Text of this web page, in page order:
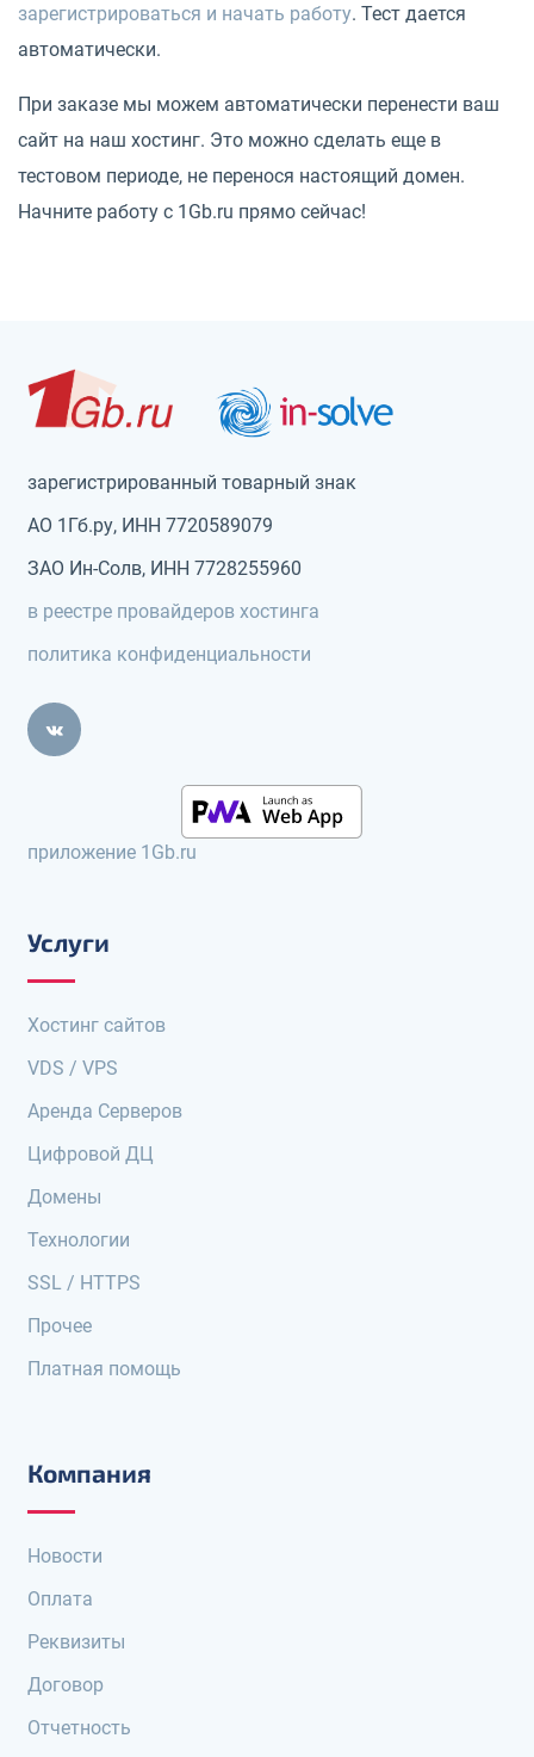
зарегистрироваться и начать работу. Тест дается
автоматически.
При заказе мы можем автоматически перенести ваш
сайт на наш хостинг. Это можно сделать еще в
тестовом периоде, не перенося настоящий домен.
Начните работу с 1Gb.ru прямо сейчас!
зарегистрированный товарный знак
АО 1Гб.ру, ИНН 7720589079
ЗАО Ин-Солв, ИНН 7728255960
в реестре провайдеров хостинга
политика конфиденциальности
приложение 1Gb.ru
Услуги
Хостинг сайтов
VDS / VPS
Аренда Серверов
Цифровой ДЦ
Домены
Технологии
SSL / HTTPS
Прочее
Платная помощь
Компания
Новости
Оплата
Реквизиты
Договор
Отчетность